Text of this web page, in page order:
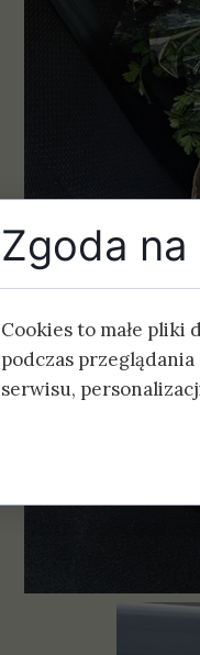
Zgoda
Cookies to małe
podczas
serwisu,